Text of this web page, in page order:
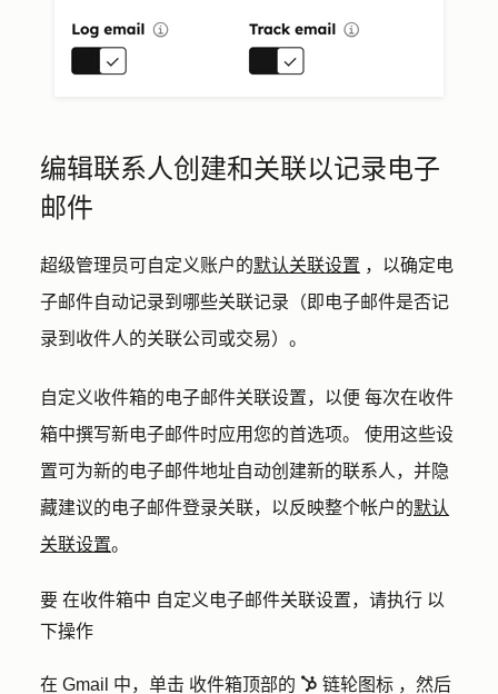
编辑联系人创建和关联以记录电子
邮件
超级管理员可自定义账户的默认关联设置 ，以确定电
子邮件自动记录到哪些关联记录（即电子邮件是否记
录到收件人的关联公司或交易）。
自定义收件箱的电子邮件关联设置，以便 每次在收件
箱中撰写新电子邮件时应用您的首选项。 使用这些设
置可为新的电子邮件地址自动创建新的联系人，并隐
藏建议的电子邮件登录关联，以反映整个帐户的默认
关联设置。
要 在收件箱中 自定义电子邮件关联设置，请执行 以
下操作
在 Gmail 中，单击 收件箱顶部的 sprocket 链轮图标 ，然后